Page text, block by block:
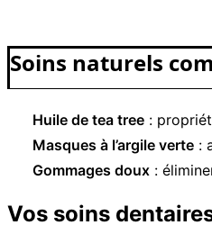
Soins naturels
Huile de tea tree :
Masques à l’argile verte :
Gommages doux :
Vos soins